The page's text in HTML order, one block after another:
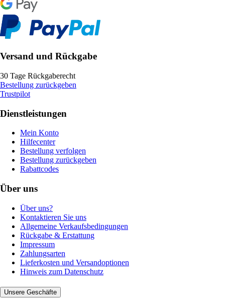
Versand und Rückgabe
30 Tage Rückgaberecht
Bestellung zurückgeben
Trustpilot
Dienstleistungen
Mein Konto
Hilfecenter
Bestellung verfolgen
Bestellung zurückgeben
Rabattcodes
Über uns
Über uns?
Kontaktieren Sie uns
Allgemeine Verkaufsbedingungen
Rückgabe & Erstattung
Impressum
Zahlungsarten
Lieferkosten und Versandoptionen
Hinweis zum Datenschutz
Unsere Geschäfte